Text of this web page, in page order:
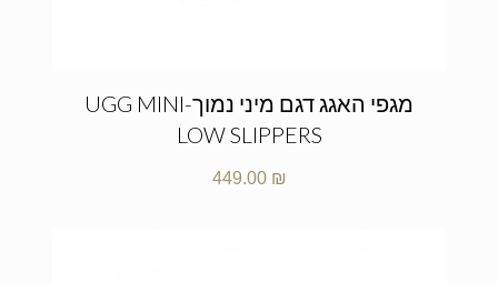
מגפי האגג דגם מיני נמוך-UGG MINI
LOW SLIPPERS
449.00 ₪